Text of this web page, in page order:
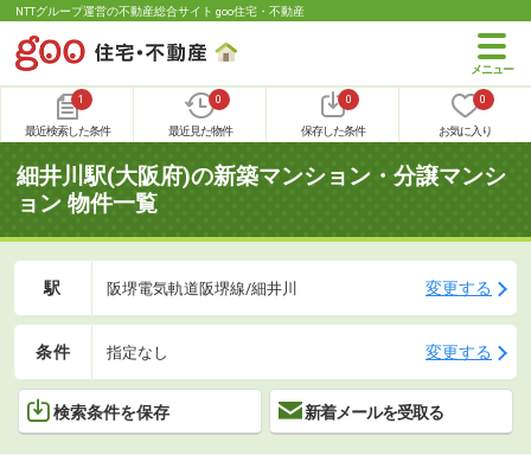
NTTグループ運営の不動産総合サイト goo住宅・不動産
1
最近検索した条件
0
最近見た物件
0
保存した条件
0
お気に入り
細井川駅(大阪府)の新築マンション・分譲マンシ
ョン 物件一覧
駅 阪堺電気軌道阪堺線/細井川 変更する
条件 指定なし 変更する
検索条件を保存 新着メールを受取る